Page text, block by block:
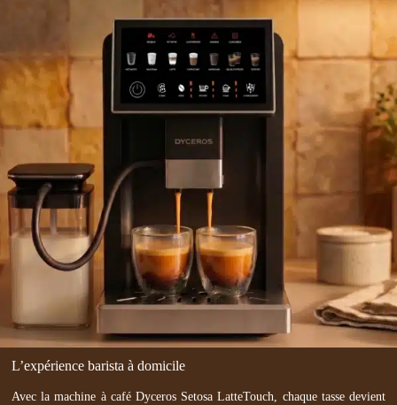
L’expérience barista à domicile
Avec la machine à café Dyceros Setosa LatteTouch, chaque tasse devient